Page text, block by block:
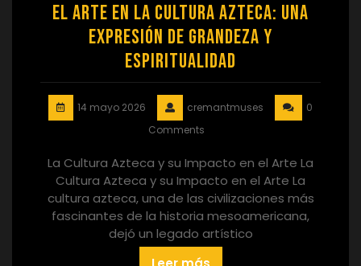
El Arte en la Cultura Azteca: Una
Expresión de Grandeza y
Espiritualidad
14 mayo 2026 cremantmuses
0
Comments
La Cultura Azteca y su Impacto en el Arte La
Cultura Azteca y su Impacto en el Arte La
cultura azteca, una de las civilizaciones más
fascinantes de la historia mesoamericana,
dejó un legado artístico